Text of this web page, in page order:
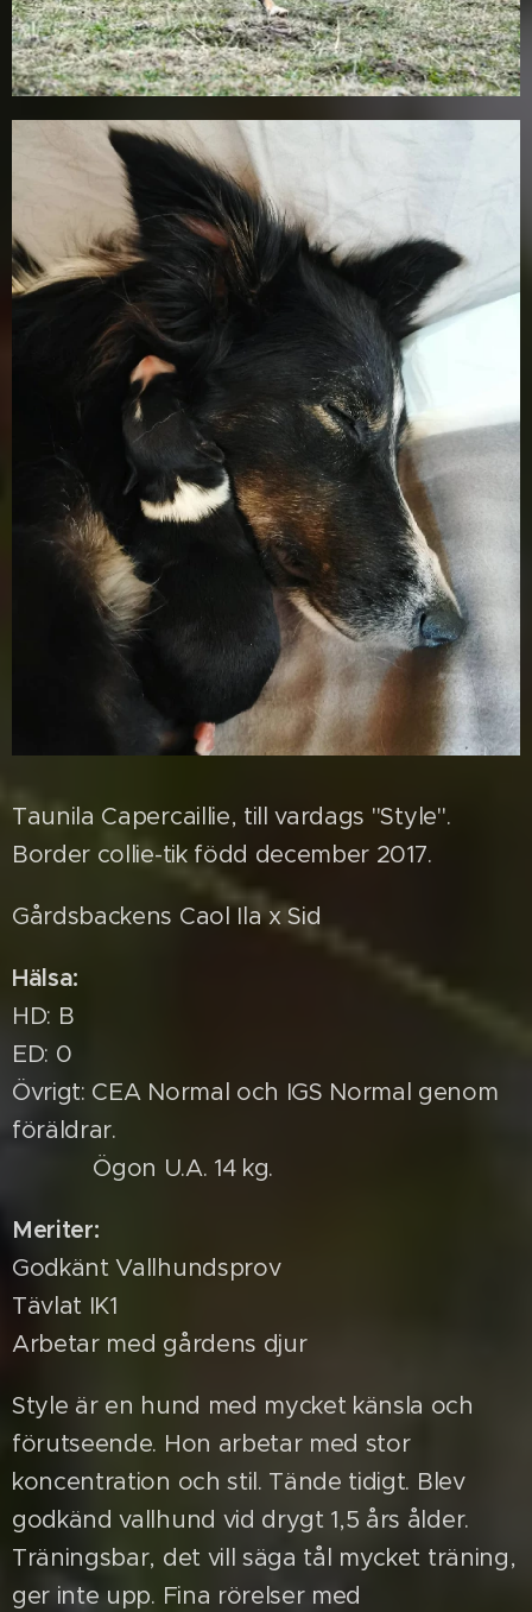
Taunila Capercaillie, till vardags "Style".
Border collie-tik född december 2017.
Gårdsbackens Caol Ila x Sid
Hälsa:
HD: B
ED: 0
Övrigt: CEA Normal och IGS Normal genom
föräldrar.
Ögon U.A. 14 kg.
Meriter:
Godkänt Vallhundsprov
Tävlat IK1
Arbetar med gårdens djur
Style är en hund med mycket känsla och
förutseende. Hon arbetar med stor
koncentration och stil. Tände tidigt. Blev
godkänd vallhund vid drygt 1,5 års ålder.
Träningsbar, det vill säga tål mycket träning,
ger inte upp. Fina rörelser med